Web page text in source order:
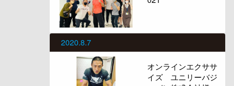
2020.8.7
オンラインエクササ
イズ ユニリーバジ